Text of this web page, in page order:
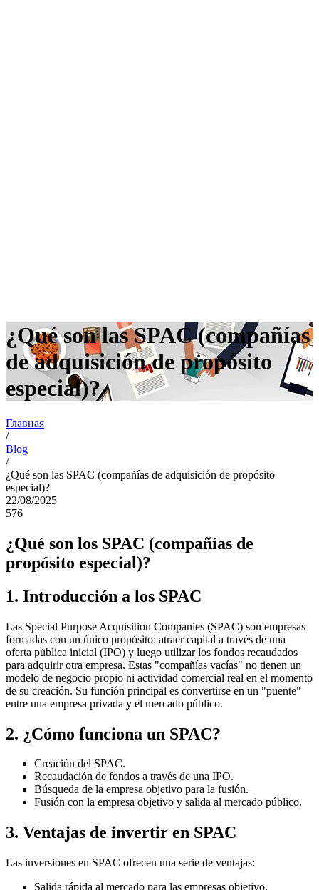
¿Qué son las SPAC (compañías
de adquisición de propósito
especial)?
Главная
/
Blog
/
¿Qué son las SPAC (compañías de adquisición de propósito
especial)?
22/08/2025
576
¿Qué son los SPAC (compañías de
propósito especial)?
1. Introducción a los SPAC
Las Special Purpose Acquisition Companies (SPAC) son empresas
formadas con un único propósito: atraer capital a través de una
oferta pública inicial (IPO) y luego utilizar los fondos recaudados
para adquirir otra empresa. Estas "compañías vacías" no tienen un
modelo de negocio propio ni actividad comercial real en el momento
de su creación. Su función principal es convertirse en un "puente"
entre una empresa privada y el mercado público.
2. ¿Cómo funciona un SPAC?
Creación del SPAC.
Recaudación de fondos a través de una IPO.
Búsqueda de la empresa objetivo para la fusión.
Fusión con la empresa objetivo y salida al mercado público.
3. Ventajas de invertir en SPAC
Las inversiones en SPAC ofrecen una serie de ventajas:
Salida rápida al mercado para las empresas objetivo.